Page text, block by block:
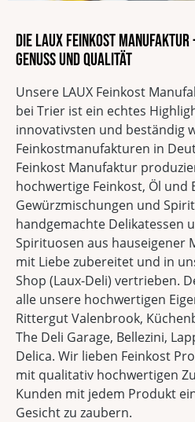
Die LAUX Feinkost
Genuss und Qualität
Unsere LAUX Feinkost
bei Trier ist ein echtes
innovativsten und beständig
Feinkostmanufakturen in
Feinkost Manufaktur
hochwertige Feinkost, Öl und
Gewürzmischungen und
handgemachte Delikatessen
Spirituosen aus hauseigener
mit Liebe zubereitet und in
Shop (Laux-Deli) vertrieben.
alle unsere hochwertigen
Rittergut Valenbrook,
The Deli Garage, Bellezini,
Delica. Wir lieben Feinkost
mit qualitativ hochwertigen
Kunden mit jedem Produkt
Gesicht zu zaubern.